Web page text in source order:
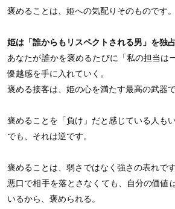
褒めることは、姫への気配りそのものです。
姫は「誰からもリスペクトされる男」を独
あなたが誰かを褒めるたびに「私の担当は
優越感を手に入れていく。
褒める接客は、姫の心を満たす最高の武器で
褒めることを「負け」だと感じている人も
でも、それは逆です。
褒めることは、弱さではなく強さの表れです
悪口で相手を落とさなくても、自分の価値
いるから、褒められる。